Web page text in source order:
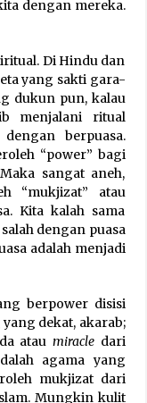
dengan mereka.
Di Hindu dan
yang sakti gara-
dukun pun, kalau
menjalani ritual
berpuasa.
“power” bagi
sangat aneh,
“mukjizat” atau
Kita kalah sama
dengan puasa
adalah menjadi
berpower disisi
dekat, akarab;
atau miracle dari
agama yang
mukjizat dari
Mungkin kulit